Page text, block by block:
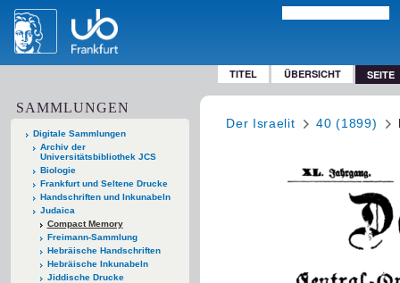
TITEL ÜBERSICHT SEITE
SAMMLUNGEN
Digitale Sammlungen
Archiv der
Universitätsbibliothek JCS
Biologie
Frankfurt und Seltene Drucke
Handschriften und Inkunabeln
Judaica
Compact Memory
Freimann-Sammlung
Hebräische Handschriften
Hebräische Inkunabeln
Jiddische Drucke
Der Israelit 40 (1899)